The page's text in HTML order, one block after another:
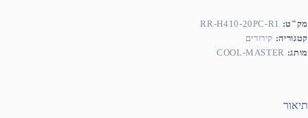
מק"ט: RR-H410-20PC-R1
קטגוריה: קירורים
מותג: COOL-MASTER
תיאור